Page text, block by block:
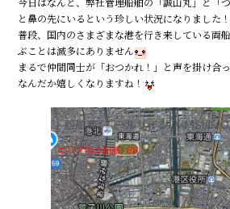
e
b
o
o
k
と鼻の先にいるという珍しい状況になりました！
普段、国内のさまざまな港を行き来している両
ぶことは滅多にありません
まるで仲間同士が「おつかれ！」と声を掛け合
なんだか嬉しくなりますね！